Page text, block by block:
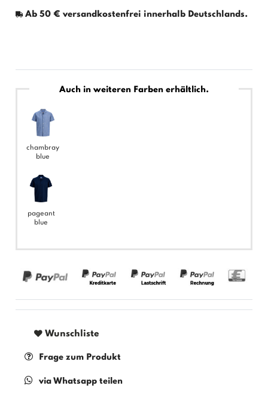
Ab 50 € versandkostenfrei innerhalb Deutschlands.
Auch in weiteren Farben erhältlich.
chambray
blue
pageant
blue
Wunschliste
Frage zum Produkt
via Whatsapp teilen